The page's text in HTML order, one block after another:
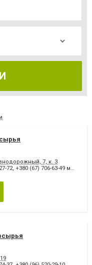
7, к. 3
72, +380 (67) 706-63-49 менеджер